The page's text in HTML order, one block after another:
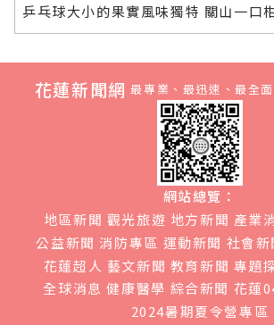
乒乓球大小的果實風味獨特 關山一口
花蓮新聞網 最專業、最迅速、最全
網站總覽：
地區新聞 觀光旅遊 地方新聞 產業
公益新聞 消防專區 運動新聞 社會新
花蓮超人 藝文新聞 教育新聞 專題
全球消息 健康醫學 綜合新聞 花蓮
2024暑期夏令營專區